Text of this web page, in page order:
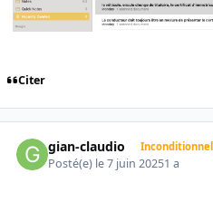
Citer
gian-claudio
Posté(e) le 7 juin 20251 a